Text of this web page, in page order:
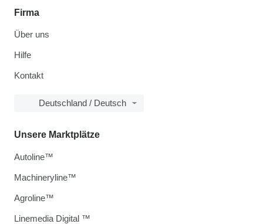
Firma
Über uns
Hilfe
Kontakt
Deutschland / Deutsch
Unsere Marktplätze
Autoline™
Machineryline™
Agroline™
Linemedia Digital ™